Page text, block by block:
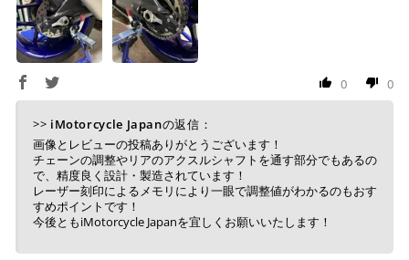
0 0
>> iMotorcycle Japanの返信：
画像とレビューの投稿ありがとうございます！
チェーンの調整やリアのアクスルシャフトを通す部分でもあるの
で、精度良く設計・製造されています！
レーザー刻印によるメモリにより一眼で調整値がわかるのもおす
すめポイントです！
今後ともiMotorcycle Japanを宜しくお願いいたします！